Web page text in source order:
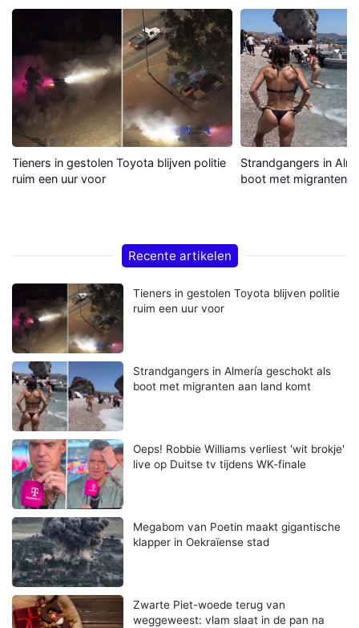
Tieners in gestolen Toyota blijven politie
ruim een uur voor
Strandgangers in
boot met migranten
Recente artikelen
Tieners in gestolen Toyota blijven politie
ruim een uur voor
Strandgangers in Almería geschokt als
boot met migranten aan land komt
Oeps! Robbie Williams verliest 'wit brokje'
live op Duitse tv tijdens WK-finale
Megabom van Poetin maakt gigantische
klapper in Oekraïense stad
Zwarte Piet-woede terug van
weggeweest: vlam slaat in de pan na